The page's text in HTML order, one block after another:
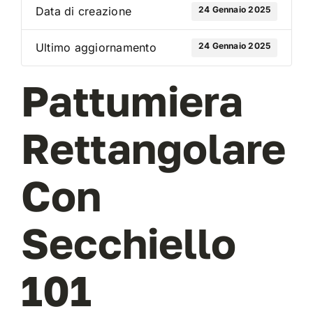
AREA DOWNLOAD
NEWS
VAI AL PREVENTIVO
Data di creazione 24 Gennaio 2025
Ultimo aggiornamento 24 Gennaio 2025
Pattumiera
Rettangolare
Con
Secchiello
101